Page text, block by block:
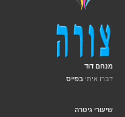
מנחם דוד
דברו איתי בפייס
שיעורי גיטרה